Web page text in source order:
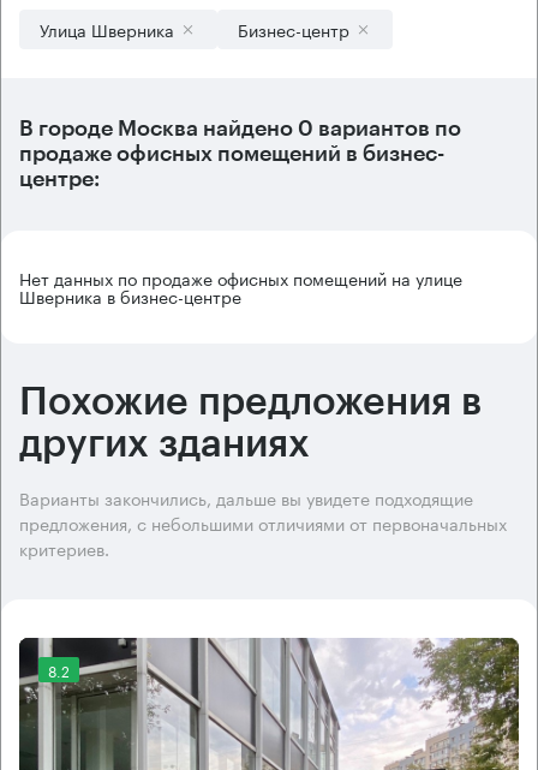
Улица Шверника Бизнес-центр
В городе Москва найдено 0 вариантов по
продаже офисных помещений в бизнес-
центре:
Нет данных по продаже офисных помещений на улице
Шверника в бизнес-центре
Похожие предложения в
других зданиях
Варианты закончились, дальше вы увидете подходящие
предложения, с небольшими отличиями от первоначальных
критериев.
8.2